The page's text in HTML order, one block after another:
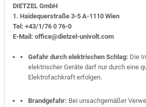
DIETZEL GmbH
1. Haidequerstraße 3-5 A-1110 Wien
Tel: +43/1/76 0 76-0
E-Mail: office@dietzel-univolt.com
Gefahr durch elektrischen Schlag: Die
elektrischer Geräte darf nur durch eine
Elektrofachkraft erfolgen.
Brandgefahr: Bei unsachgemäßer